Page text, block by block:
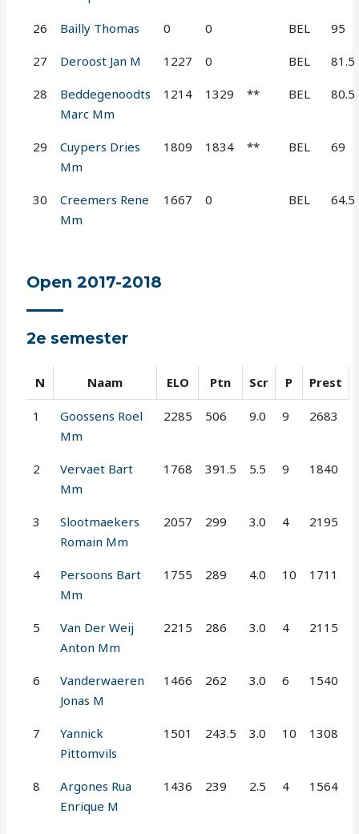
26 Bailly Thomas 0 0 BEL 95
27 Deroost Jan M 1227 0 BEL 81.5
28
Beddegenoodts
Marc Mm
1214 1329 ** BEL 80.5
29
Cuypers Dries
Mm
1809 1834 ** BEL 69
30
Creemers Rene
Mm
1667 0 BEL 64.5
Open 2017-2018
2e semester
N Naam ELO Ptn Scr P Prest
1
Goossens Roel
Mm
2285 506 9.0 9 2683
2
Vervaet Bart
Mm
1768 391.5 5.5 9 1840
3
Slootmaekers
Romain Mm
2057 299 3.0 4 2195
4
Persoons Bart
Mm
1755 289 4.0 10 1711
5
Van Der Weij
Anton Mm
2215 286 3.0 4 2115
6
Vanderwaeren
Jonas M
1466 262 3.0 6 1540
7
Yannick
Pittomvils
1501 243.5 3.0 10 1308
8
Argones Rua
Enrique M
1436 239 2.5 4 1564